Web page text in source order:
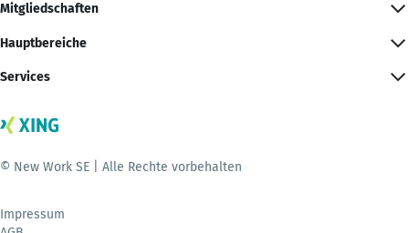
Mitgliedschaften
Hauptbereiche
Services
© New Work SE | Alle Rechte vorbehalten
Impressum